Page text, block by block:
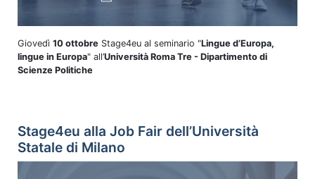
Giovedì 10 ottobre Stage4eu al seminario "Lingue d’Europa,
lingue in Europa" all’Università Roma Tre - Dipartimento di
Scienze Politiche
Stage4eu alla Job Fair dell’Università
Statale di Milano